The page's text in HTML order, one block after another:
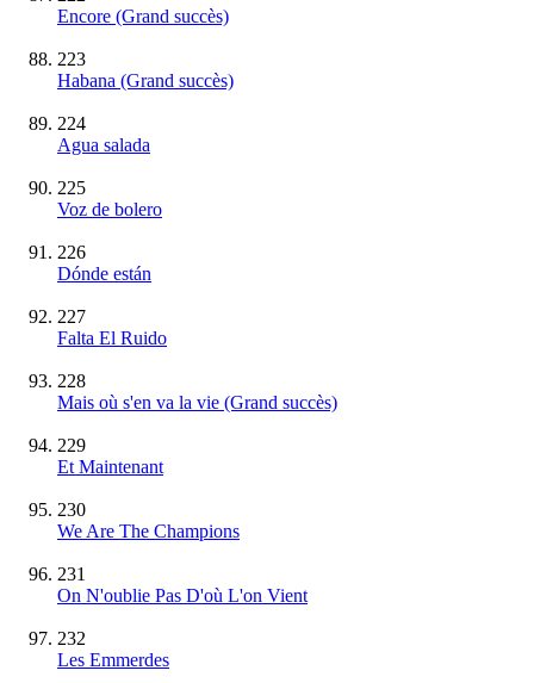
Encore (Grand succès)
223
Habana (Grand succès)
224
Agua salada
225
Voz de bolero
226
Dónde están
227
Falta El Ruido
228
Mais où s'en va la vie (Grand succès)
229
Et Maintenant
230
We Are The Champions
231
On N'oublie Pas D'où L'on Vient
232
Les Emmerdes